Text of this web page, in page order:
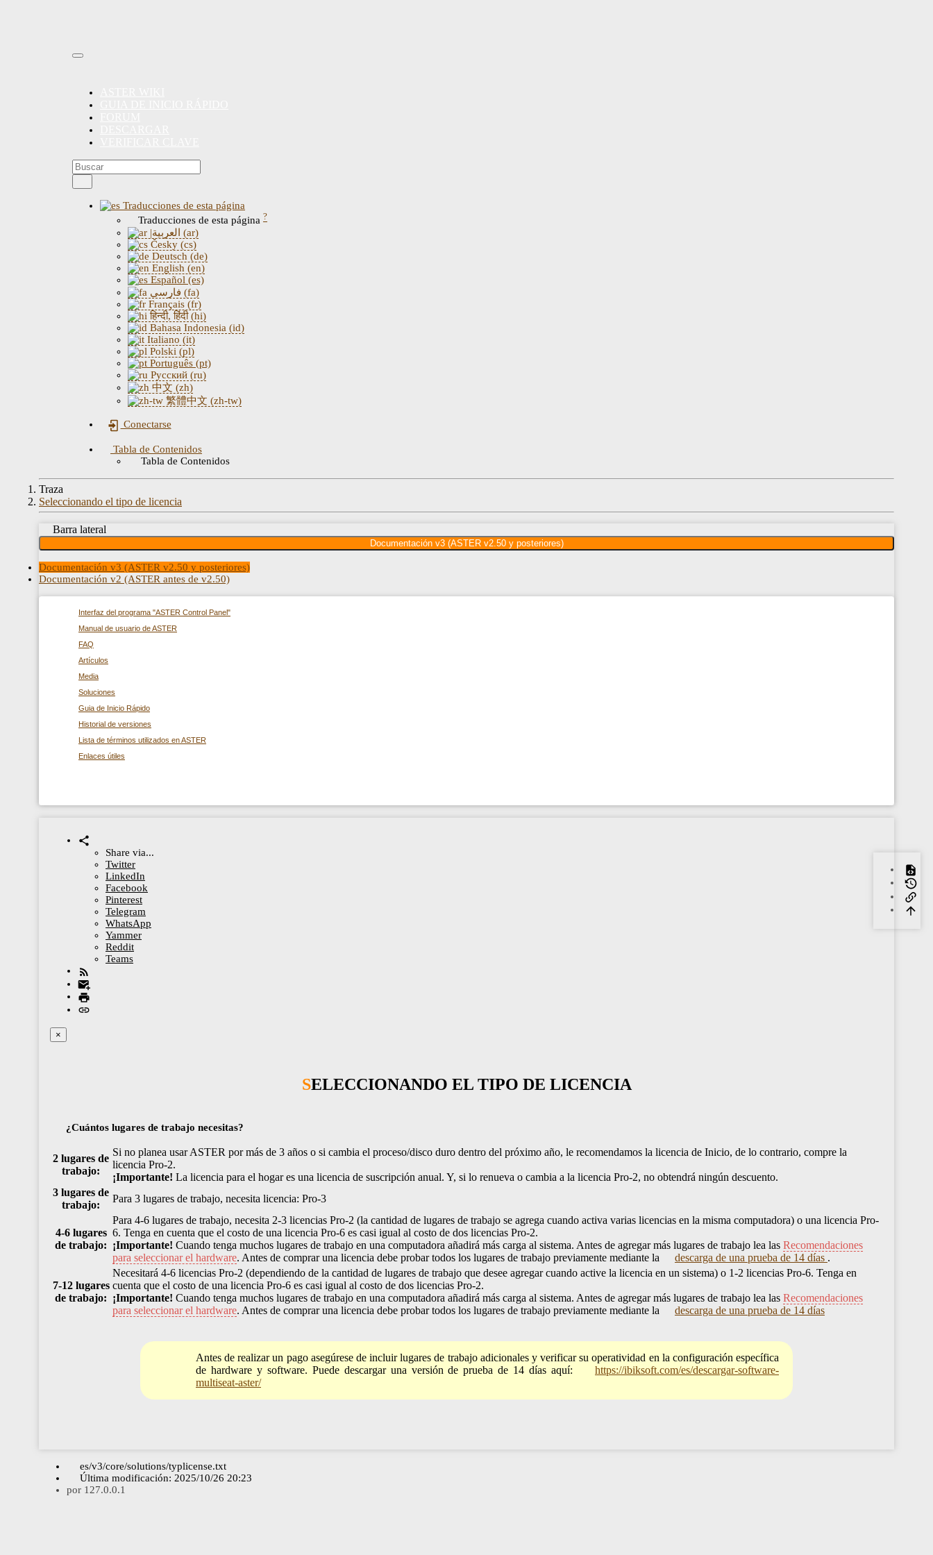
Traducciones de esta página
Traducciones de esta página ?
|العربية (ar)
Česky (cs)
Deutsch (de)
English (en)
Español (es)
فارسی (fa)
Français (fr)
हिन्दी, हिंदी (hi)
Bahasa Indonesia (id)
Italiano (it)
Polski (pl)
Português (pt)
Русский (ru)
中文 (zh)
繁體中文 (zh-tw)
Conectarse
Tabla de Contenidos
Tabla de Contenidos
Traza
Seleccionando el tipo de licencia
Barra lateral
Documentación v3 (ASTER v2.50 y posteriores)
Documentación v3 (ASTER v2.50 y posteriores)
Documentación v2 (ASTER antes de v2.50)
Interfaz del programa "ASTER Control Panel"
Manual de usuario de ASTER
FAQ
Artículos
Media
Soluciones
Guia de Inicio Rápido
Historial de versiones
Lista de términos utilizados en ASTER
Enlaces útiles
Share via...
Twitter
LinkedIn
Facebook
Pinterest
Telegram
WhatsApp
Yammer
Reddit
Teams
×
SELECCIONANDO EL TIPO DE LICENCIA
¿Cuántos lugares de trabajo necesitas?
2 lugares de
trabajo:
Si no planea usar ASTER por más de 3 años o si cambia el proceso/disco duro dentro del próximo año, le recomendamos la licencia de Inicio, de lo contrario, compre la
licencia Pro-2.
¡Importante! La licencia para el hogar es una licencia de suscripción anual. Y, si lo renueva o cambia a la licencia Pro-2, no obtendrá ningún descuento.
3 lugares de
trabajo:
Para 3 lugares de trabajo, necesita licencia: Pro-3
4-6 lugares
de trabajo:
Para 4-6 lugares de trabajo, necesita 2-3 licencias Pro-2 (la cantidad de lugares de trabajo se agrega cuando activa varias licencias en la misma computadora) o una licencia Pro-
6. Tenga en cuenta que el costo de una licencia Pro-6 es casi igual al costo de dos licencias Pro-2.
¡Importante! Cuando tenga muchos lugares de trabajo en una computadora añadirá más carga al sistema. Antes de agregar más lugares de trabajo lea las Recomendaciones
para seleccionar el hardware. Antes de comprar una licencia debe probar todos los lugares de trabajo previamente mediante la descarga de una prueba de 14 días .
7-12 lugares
de trabajo:
Necesitará 4-6 licencias Pro-2 (dependiendo de la cantidad de lugares de trabajo que desee agregar cuando active la licencia en un sistema) o 1-2 licencias Pro-6. Tenga en
cuenta que el costo de una licencia Pro-6 es casi igual al costo de dos licencias Pro-2.
¡Importante! Cuando tenga muchos lugares de trabajo en una computadora añadirá más carga al sistema. Antes de agregar más lugares de trabajo lea las Recomendaciones
para seleccionar el hardware. Antes de comprar una licencia debe probar todos los lugares de trabajo previamente mediante la descarga de una prueba de 14 días
Antes de realizar un pago asegúrese de incluir lugares de trabajo adicionales y verificar su operatividad en la configuración específica
de hardware y software. Puede descargar una versión de prueba de 14 días aquí: ​​​​
https://ibiksoft.com/es/descargar-software-
multiseat-aster/
es/v3/core/solutions/typlicense.txt
Última modificación: 2025/10/26 20:23
por 127.0.0.1